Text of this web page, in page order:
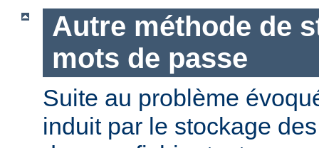
Autre méthode de
mots de passe
Suite au problème
induit par le stockage